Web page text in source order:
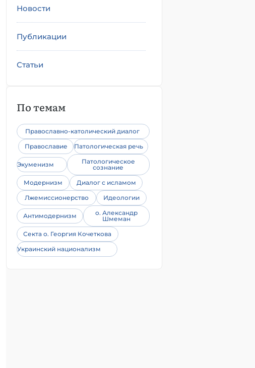
Новости
Публикации
Статьи
По темам
Православно-католический диалог
Православие
Патологическая речь
Экуменизм
Патологическое
сознание
Модернизм
Диалог с исламом
Лжемиссионерство
Идеологии
Антимодернизм
о. Александр
Шмеман
Секта о. Георгия Кочеткова
Украинский национализм